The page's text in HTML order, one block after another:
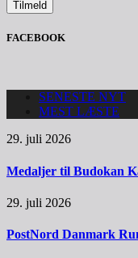
FACEBOOK
SENESTE NYT
MEST LÆSTE
29. juli 2026
Medaljer til Budokan
29. juli 2026
PostNord Danmark